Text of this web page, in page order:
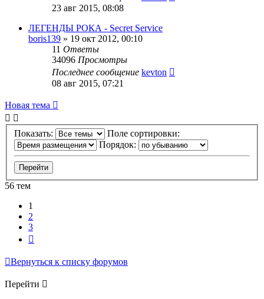
23 авг 2015, 08:08
ЛЕГЕНДЫ РОКА - Secret Service
boris139 » 19 окт 2012, 00:10
11 Ответы
34096 Просмотры
Последнее сообщение kevton
08 авг 2015, 07:21
Новая тема
Показать:
Поле сортировки:
Порядок:
56 тем
1
2
3
Вернуться к списку форумов
Перейти